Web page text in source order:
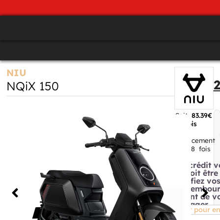
NIU
NQiX 150
Soit 83.39€
/ mois
financement
48 fois
Cliquer pour
Un crédit
et doit
Vérifiez
de
avant de
engager.